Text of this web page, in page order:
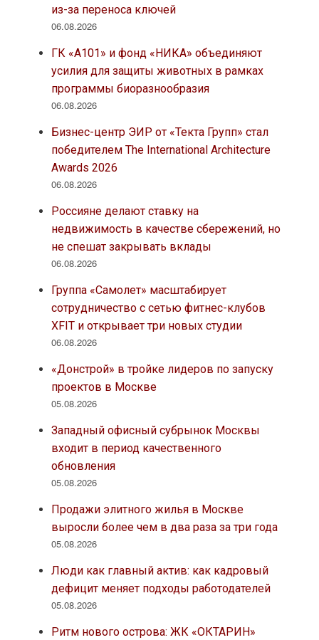
из-за переноса ключей
06.08.2026
ГК «А101» и фонд «НИКА» объединяют
усилия для защиты животных в рамках
программы биоразнообразия
06.08.2026
Бизнес-центр ЭИР от «Текта Групп» стал
победителем The International Architecture
Awards 2026
06.08.2026
Россияне делают ставку на
недвижимость в качестве сбережений, но
не спешат закрывать вклады
06.08.2026
Группа «Самолет» масштабирует
сотрудничество с сетью фитнес-клубов
XFIT и открывает три новых студии
06.08.2026
«Донстрой» в тройке лидеров по запуску
проектов в Москве
05.08.2026
Западный офисный субрынок Москвы
входит в период качественного
обновления
05.08.2026
Продажи элитного жилья в Москве
выросли более чем в два раза за три года
05.08.2026
Люди как главный актив: как кадровый
дефицит меняет подходы работодателей
05.08.2026
Ритм нового острова: ЖК «ОКТАРИН»